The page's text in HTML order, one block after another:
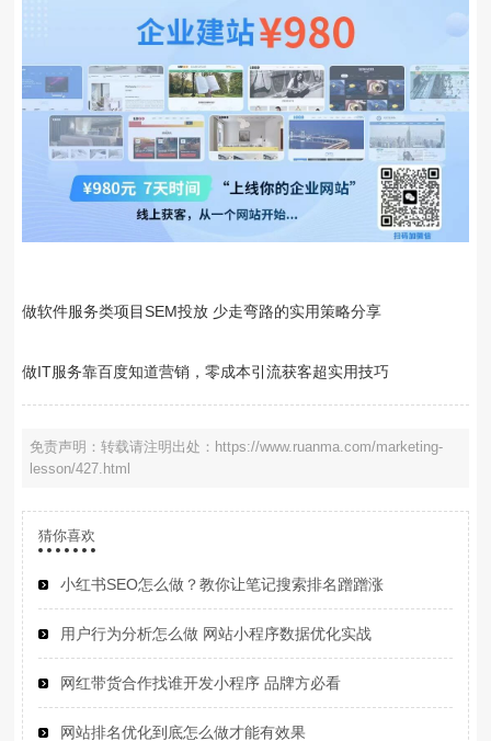
做软件服务类项目SEM投放 少走弯路的实用策略分享
做IT服务靠百度知道营销，零成本引流获客超实用技巧
免责声明：转载请注明出处：https://www.ruanma.com/marketing-
lesson/427.html
猜你喜欢
小红书SEO怎么做？教你让笔记搜索排名蹭蹭涨
用户行为分析怎么做 网站小程序数据优化实战
网红带货合作找谁开发小程序 品牌方必看
网站排名优化到底怎么做才能有效果